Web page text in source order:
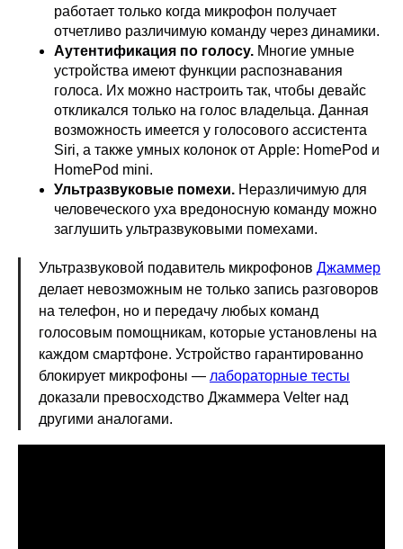
работает только когда микрофон получает
отчетливо различимую команду через динамики.
Аутентификация по голосу. Многие умные
устройства имеют функции распознавания
голоса. Их можно настроить так, чтобы девайс
откликался только на голос владельца. Данная
возможность имеется у голосового ассистента
Siri, а также умных колонок от Apple: HomePod и
HomePod mini.
Ультразвуковые помехи. Неразличимую для
человеческого уха вредоносную команду можно
заглушить ультразвуковыми помехами.
Ультразвуковой подавитель микрофонов Джаммер
делает невозможным не только запись разговоров
на телефон, но и передачу любых команд
голосовым помощникам, которые установлены на
каждом смартфоне. Устройство гарантированно
блокирует микрофоны — лабораторные тесты
доказали превосходство Джаммера Velter над
другими аналогами.